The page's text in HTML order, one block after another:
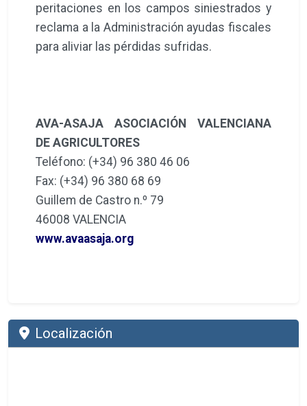
peritaciones en los campos siniestrados y
reclama a la Administración ayudas fiscales
para aliviar las pérdidas sufridas.
AVA-ASAJA ASOCIACIÓN VALENCIANA
DE AGRICULTORES
Teléfono: (+34) 96 380 46 06
Fax: (+34) 96 380 68 69
Guillem de Castro n.º 79
46008 VALENCIA
www.avaasaja.org
Localización